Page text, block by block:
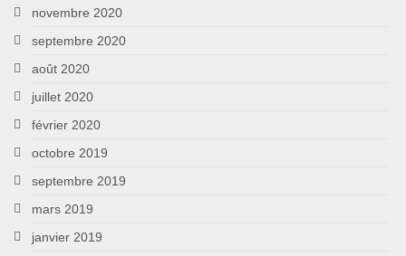
novembre 2020
septembre 2020
août 2020
juillet 2020
février 2020
octobre 2019
septembre 2019
mars 2019
janvier 2019